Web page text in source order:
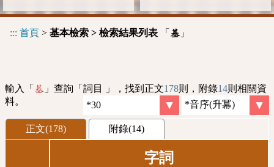
::: 首頁 > 基本檢索 > 檢索結果列表 「 基 」
輸入「 基 」查詢「詞目 」，找到正文178則，附錄14則相關資
料。
正文(178) 附錄(14)
字詞